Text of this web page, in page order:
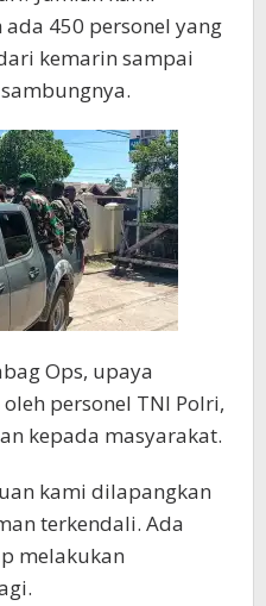
450 personel yang
kemarin sampai
Ops, upaya
personel TNI Polri,
kepada masyarakat.
kami dilapangkan
terkendali. Ada
melakukan